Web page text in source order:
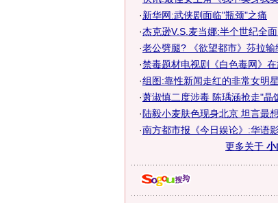
·新华网:武侠剧面临"瓶颈"之痛
·杰克逊V.S.麦当娜:半个世纪全
·老公劈腿? 《欲望都市》莎拉输
·禁毒题材电视剧《白色毒网》
·组图:靠性新闻走红的非常女明星
·萧淑慎二度涉毒 陈瑀涵抢走"晶
· 陆毅小麦肤色现身北京 坦言最
·南方都市报《今日娱论》:华语
更多关于 小